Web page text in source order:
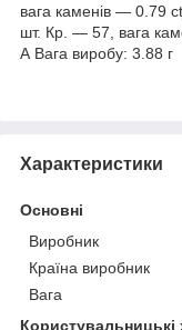
вага каменів — 0.79
шт. Кр. — 57, вага
А Вага виробу: 3.88 г
Характеристики
Основні
Виробник
Країна виробник
Вага
Користувальницькі